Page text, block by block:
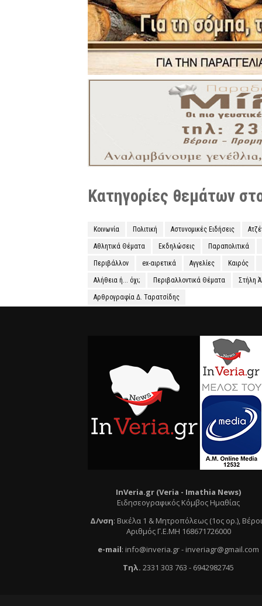
Κατηγορίες θεμάτων
Κοινωνία Πολιτική Αστυνομικές Ειδήσεις
Αθλητικά Θέματα Εκδηλώσεις Παραπολιτικά
Περιβάλλον ex-αιρετικά Αγγελίες Καιρός
Αλήθεια ή... όχι; Περιβαλλοντικά Θέματα Στήλη
Αρθρογραφία Δ. Ταρατσίδης
InVeria.gr (Veria - Ιmathia News)
Ειδησεογραφικός Κόμβος Ημαθίας
Δ/νση: Βικέλα 1 & Μητροπόλεως (1ος ορ.),
Αριθμός Γ.Ε.ΜΗ 168671726000
e-mail: info@inveria.gr- inveriagr@gmail.com
Τηλ. 2331 303 763 - 6942982745